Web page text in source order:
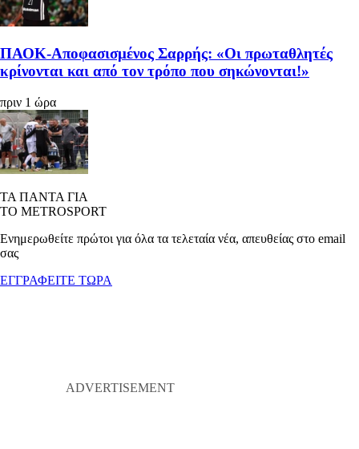
ΠΑΟΚ-Αποφασισμένος Σαρρής: «Οι πρωταθλητές
κρίνονται και από τον τρόπο που σηκώνονται!»
πριν 1 ώρα
ΤΑ ΠΑΝΤΑ ΓΙΑ
ΤΟ METROSPORT
Ενημερωθείτε πρώτοι για όλα τα τελεταία νέα, απευθείας στο email
σας
ΕΓΓΡΑΦΕΙΤΕ ΤΩΡΑ